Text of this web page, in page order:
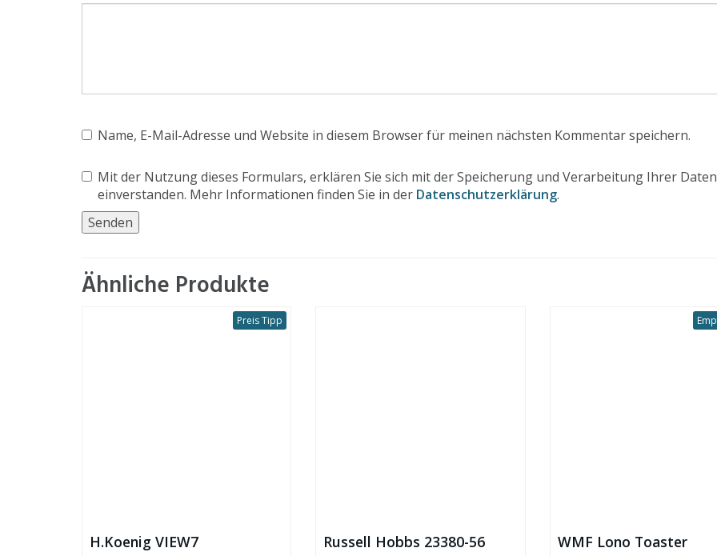
Name, E-Mail-Adresse und Website in diesem Browser für meinen nächsten Kommentar speichern.
Mit der Nutzung dieses Formulars, erklären Sie sich mit der Speicherung und Verarbeitung Ihrer Daten
einverstanden. Mehr Informationen finden Sie in der Datenschutzerklärung.
Ähnliche Produkte
Preis Tipp
H.Koenig VIEW7 Russell Hobbs 23380-56 WMF Lono Toaster